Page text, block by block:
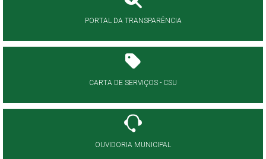
PORTAL DA TRANSPARÊNCIA
CARTA DE SERVIÇOS - CSU
OUVIDORIA MUNICIPAL